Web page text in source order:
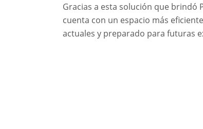
Gracias a esta solución que brindó
cuenta con un espacio más
actuales y preparado para futuras